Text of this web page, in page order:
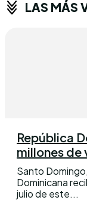
LAS MÁS
República
millones de
Santo
Dominicana
julio de este...